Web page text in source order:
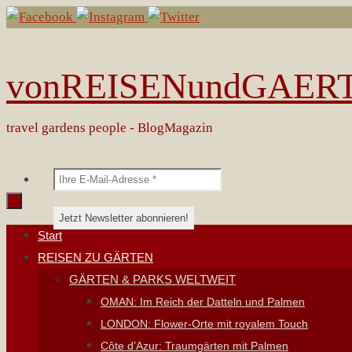
Zum
travel gardens people - BlogMagazin
Zum
Inhalt
Start
REISEN ZU GÄRTEN
GÄRTEN & PARKS WELTWEIT
OMAN: Im Reich der Datteln und Palmen
LONDON: Flower-Orte mit royalem Touch
Côte d’Azur: Traumgärten mit Palmen